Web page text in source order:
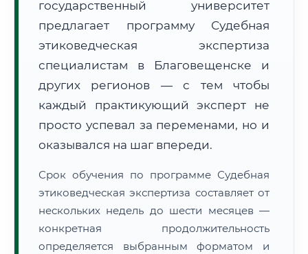
🔍Нажмите на документ для увеличения и просмотра
государственный университет
предлагает программу Судебная
этиковедческая экспертиза
специалистам в Благовещенске и
других регионов — с тем чтобы
каждый практикующий эксперт не
просто успевал за переменами, но и
оказывался на шаг впереди.
Срок обучения по программе Судебная
этиковедческая экспертиза составляет от
нескольких недель до шести месяцев —
конкретная продолжительность
определяется выбранным форматом и